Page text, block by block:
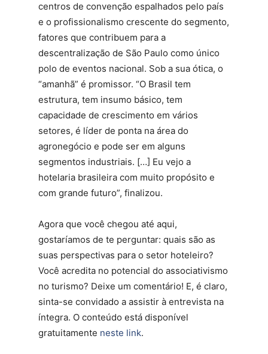
centros de convenção espalhados pelo país
e o profissionalismo crescente do segmento,
fatores que contribuem para a
descentralização de São Paulo como único
polo de eventos nacional. Sob a sua ótica, o
“amanhã” é promissor. “O Brasil tem
estrutura, tem insumo básico, tem
capacidade de crescimento em vários
setores, é líder de ponta na área do
agronegócio e pode ser em alguns
segmentos industriais. […] Eu vejo a
hotelaria brasileira com muito propósito e
com grande futuro”, finalizou.
Agora que você chegou até aqui,
gostaríamos de te perguntar: quais são as
suas perspectivas para o setor hoteleiro?
Você acredita no potencial do associativismo
no turismo? Deixe um comentário! E, é claro,
sinta-se convidado a assistir à entrevista na
íntegra. O conteúdo está disponível
gratuitamente neste link.